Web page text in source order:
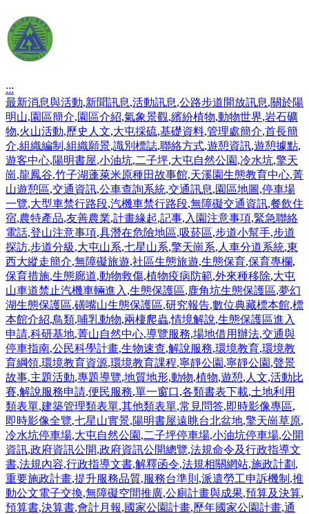
:::
最新消息與活動,新聞訊息,活動訊息,公路步道開放訊息,關於陽
明山,園區簡介,園區介紹,氣象景觀,繽紛植物,動物世界,岩石礦
物,火山活動,歷史人文,大屯採硫,基礎資料,管理處簡介,首長簡
介,組織編制 ,組織願景,識別標誌,聯絡方式,遊憩資訊,遊憩據點,
遊客中心,陽明書屋,小油坑,二子坪,大屯自然公園 ,冷水坑,擎天
崗,龍鳳谷,竹子湖蓬萊米原種田故事館,天溪園生態教育中心,菁
山遊憩區,交通資訊,公車查詢系統,交通訊息,園區地圖 ,停車場
一覽,大型車禁行路段,汽機車禁行路段,無障礙交通資訊,餐飲住
宿,農特產品,友善農業,計畫緣起,記事, 入園注意事項,緊急聯絡
電話,登山注意事項,具潛在危險地區,吸菸區,步道小幫手,步道
探訪,步道分級,大屯山系,七星山系,擎天崗系, 人車分道系統,東
西大縱走簡介,無障礙旅遊,社區生態旅遊,生態保育,保育專欄,
保育措施,生態廊道,動物救傷,植物疫病防範,外來種移除,大屯
山車道禁止汽機車輛進入 ,生態保護區,鹿角坑生態保護區,夢幻
湖生態保護區,磺嘴山生態保護區,研究報告,數位典藏標本館,標
本館介紹,鳥類,哺乳動物,兩棲爬蟲,情境解說,生態保護區進入
申請,科研基地,菁山自然中心,導覽服務,場地借用辦法,交通與
停車指南,公民科學計畫,生物速查,解說服務,環境教育,環境教
育綱領,環境教育資源,環境教育課程,寧靜公園 ,寧靜公園 ,聲景
故事,主題活動,專題導覽,地質地形,動物,植物,遊憩, 人文,活動比
賽,解說服務申請,便民服務,單一窗口,各類書表下載,土地利用
類表單,建築管理類表單,其他類表單,常見問答,即時影像專區,
即時影像全覽,七星山實景,陽明書屋遠眺台北盆地,擎天崗草原,
冷水坑停車場,大屯自然公園 ,二子坪停車場,小油坑停車場,公開
資訊,政府資訊公開,政府資訊公開總覽,法規命令及行政指導文
書,法規內容,行政指導文書,解釋函令,法規相關網站,施政計劃 ,
重要施政計畫,提升服務品質,服務台準則 ,派遣勞工申訴機制 ,推
動公文電子交換,無障礙空間推廣,公廁計畫與成果,預算及決算,
預算書,決算書,會計月報,國家公園計畫,歷年國家公園計畫,通